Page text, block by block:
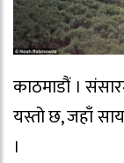
काठमाडौं ।
यस्तो छ, जहाँ
।